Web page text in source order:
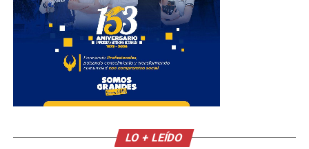
LO + LEÍDO